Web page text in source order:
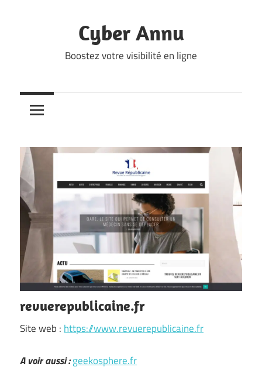
Cyber Annu
Boostez votre visibilité en ligne
revuerepublicaine.fr
Site web : https://www.revuerepublicaine.fr
A voir aussi :geekosphere.fr